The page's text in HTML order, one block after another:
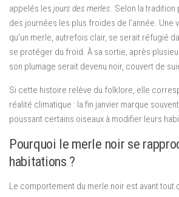
appelés les jours des merles. Selon la tradition
des journées les plus froides de l’année. Une
qu’un merle, autrefois clair, se serait réfugié
se protéger du froid. À sa sortie, après
son plumage serait devenu noir, couvert de
Si cette histoire relève du folklore, elle
réalité climatique : la fin janvier marque
poussant certains oiseaux à modifier leurs
Pourquoi le merle noir se
habitations ?
Le comportement du merle noir est avant tout